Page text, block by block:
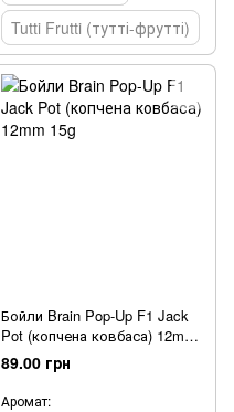
Tutti Frutti (тутті-фрутті)
Бойли Brain Pop-Up F1 Jack
Pot (копчена ковбаса) 12mm
15g
89.00 грн
Аромат: